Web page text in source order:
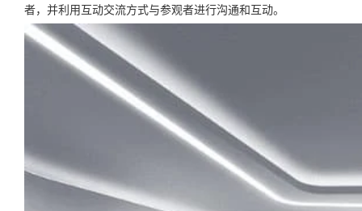
者，并利用互动交流方式与参观者进行沟通和互动。